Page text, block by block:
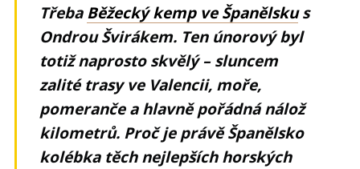
TřebaBěžecký kemp ve Španělskus
Ondrou Švirákem. Ten únorový byl
totiž naprosto skvělý – sluncem
zalité trasy ve Valencii, moře,
pomeranče a hlavně pořádná nálož
kilometrů. Proč je právě Španělsko
kolébka těch nejlepších horských